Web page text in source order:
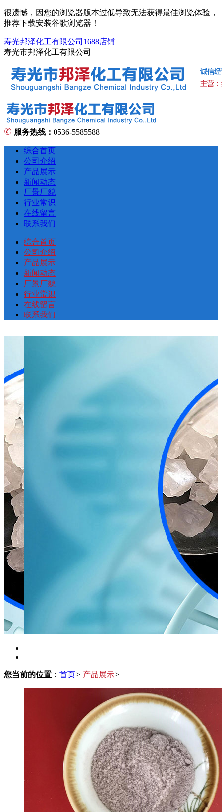
很遗憾，因您的浏览器版本过低导致无法获得最佳浏览体验，
推荐下载安装谷歌浏览器！
寿光邦泽化工有限公司1688店铺
寿光市邦泽化工有限公司
服务热线： 0536-5585588
综合首页
公司介绍
产品展示
新闻动态
厂景厂貌
行业常识
在线留言
联系我们
综合首页
公司介绍
产品展示
新闻动态
厂景厂貌
行业常识
在线留言
联系我们
您当前的位置： 首页> 产品展示>